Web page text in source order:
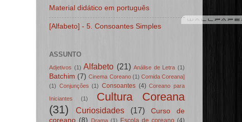
Material didático em português
[Alfabeto] - 5. Consoantes Simples
ASSUNTO
Adjetivos (1) Alfabeto (21) Análise de Letra (1)
Batchim (7) Cinema Coreano (1) Comida Coreana]
(1) Conjunções (1) Consoantes (4) Coreano para
Iniciantes (1)
Cultura Coreana
(31)
Curiosidades (17)
Curso de
coreano (8) Drama (1) Escola de coreano (4)